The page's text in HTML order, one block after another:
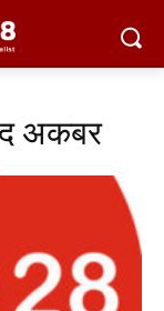
अकबर